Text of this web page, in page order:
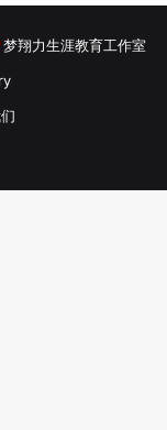
梦翔力生涯教育工作室